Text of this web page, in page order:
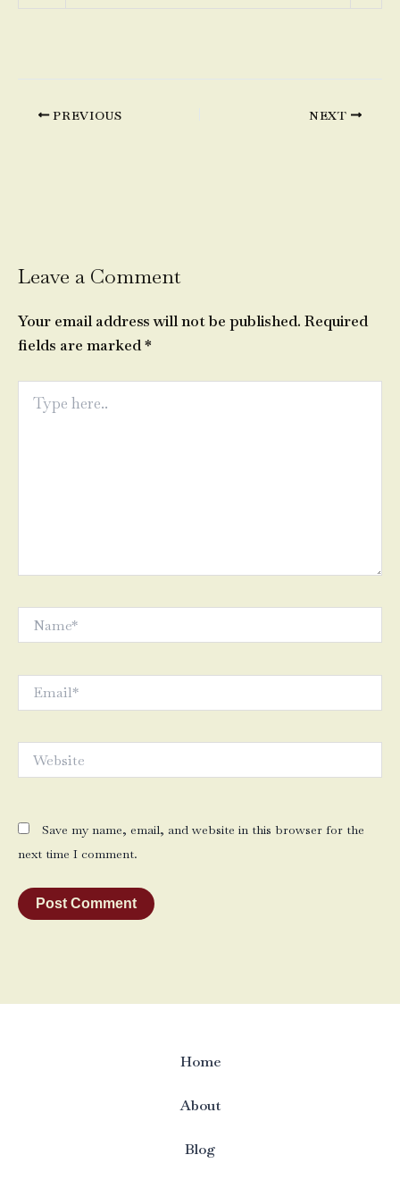
PREVIOUS NEXT
Leave a Comment
Your email address will not be published. Required
fields are marked*
here..
Save my name, email, and website in this browser for the
next time I comment.
Home
About
Blog